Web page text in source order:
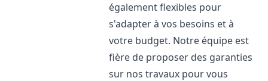
également flexibles pour
s'adapter à vos besoins et à
votre budget. Notre équipe est
fière de proposer des garanties
sur nos travaux pour vous